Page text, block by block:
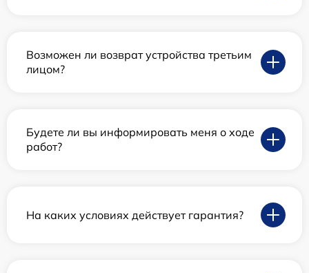
Возможен ли возврат устройства третьим
лицом?
Будете ли вы информировать меня о ходе
работ?
На каких условиях действует гарантия?